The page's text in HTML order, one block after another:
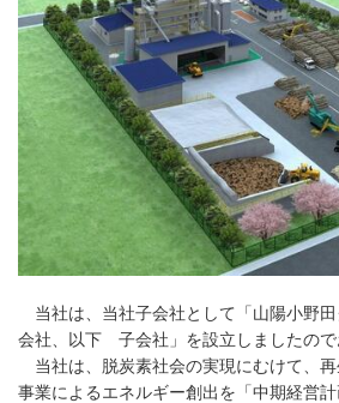
当社は、当社子会社として「山陽小野
会社、以下 子会社」を設立しましたので
当社は、脱炭素社会の実現にむけて、
事業によるエネルギー創出を「中期経営計